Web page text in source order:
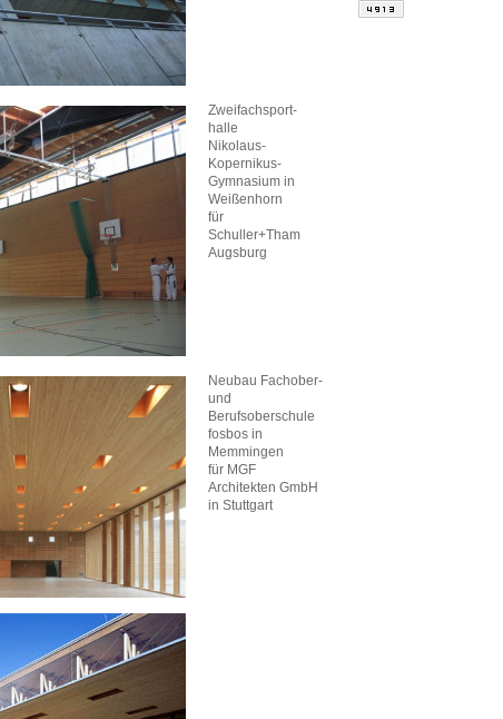
Zweifachsport-
halle
Nikolaus-
Kopernikus-
Gymnasium in
Weißenhorn
für
Schuller+Tham
Augsburg
Neubau Fachober-
und
Berufsoberschule
fosbos in
Memmingen
für MGF
Architekten GmbH
in Stuttgart